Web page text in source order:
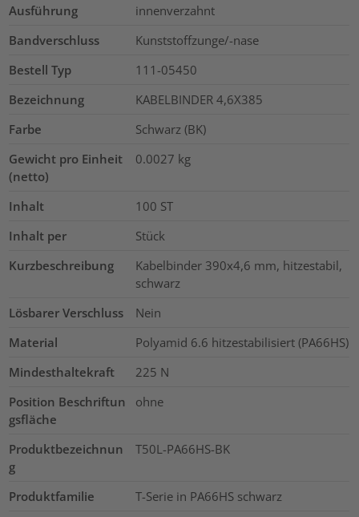
Ausführung
innenverzahnt
Bandverschluss
Kunststoffzunge/-nase
Bestell Typ
111-05450
Bezeichnung
KABELBINDER 4,6X385
Farbe
Schwarz (BK)
Gewicht pro Einheit
(netto)
0.0027 kg
Inhalt 100 ST
Inhalt per
Stück
Kurzbeschreibung
Kabelbinder 390x4,6 mm, hitzestabil,
schwarz
Lösbarer Verschluss
Nein
Material
Polyamid 6.6 hitzestabilisiert (PA66HS)
Mindesthaltekraft
225 N
Position Beschriftun
gsfläche
ohne
Produktbezeichnun
g
T50L-PA66HS-BK
Produktfamilie
T-Serie in PA66HS schwarz